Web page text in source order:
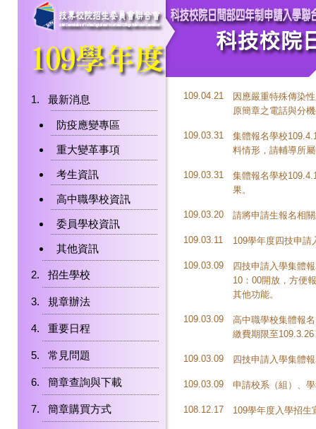
最新消息
防疫應變專區
重大變革事項
考生資訊
高中職學校資訊
委員學校資訊
其他資訊
招生學校
規章辦法
重要日程
常見問題
簡章查詢與下載
簡章購買方式
109.04.21
因應嚴重特殊傳染
原簡章之電話與分
109.03.31
集體報名學校
料情形，請輔導所
109.03.31
集體報名學校
果。
109.03.20 請將申請生報名相
109.03.11 109學年度四技申請
109.03.09
四技申請入學集體
10：00開放，方便
其他功能。
109.03.09
高中職學校集體報
繳費期限至
109.03.09 四技申請入學集體
109.03.09 申請校系（組）、
108.12.17 109學年度入學招生